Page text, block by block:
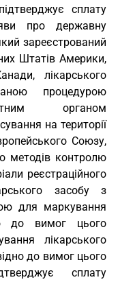
сплату
про державну
зареєстрований
Штатів Америки,
лікарського
процедурою
органом
на території
Союзу,
методів контролю
реєстраційного
засобу з
для маркування
до вимог цього
лікарського
до вимог цього
сплату